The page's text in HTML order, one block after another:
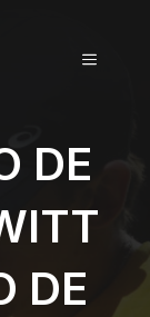
MENU
DE
DE